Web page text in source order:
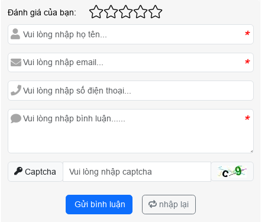
Đánh giá của bạn:
*
*
*
Captcha
Gửi bình luận nhập lại